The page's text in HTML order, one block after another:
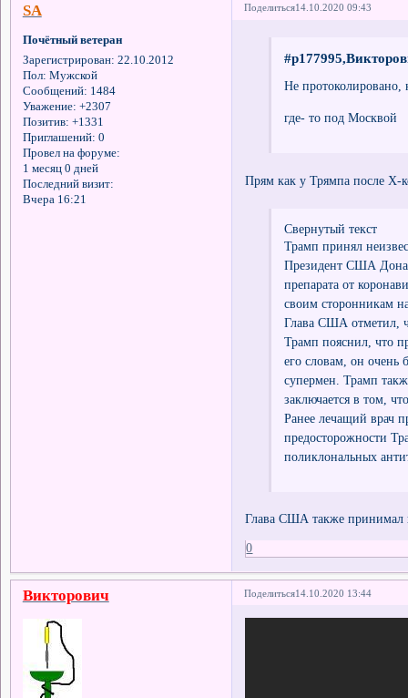
Поделиться14.10.2020 09:43
SA
Почётный ветеран
Зарегистрирован: 22.10.2012
Пол: Мужской
Сообщений: 1484
Уважение: +2307
Позитив: +1331
Приглашений: 0
Провел на форуме:
1 месяц 0 дней
Последний визит:
Вчера 16:21
Не протоколировано,
где- то под Москвой
Прям как у Трямпа после Х-
Свернутый текст
Трамп принял
Президент США
препарата от
своим сторонникам
Глава США отметил,
Трамп пояснил, что
его словам, он очень
супермен. Трамп
заключается в том,
Ранее лечащий врач
предосторожности
поликлональных
Глава США также принимал
0
Поделиться14.10.2020 13:44
Викторович